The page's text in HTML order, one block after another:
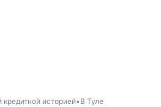
кредитной историей В Туле